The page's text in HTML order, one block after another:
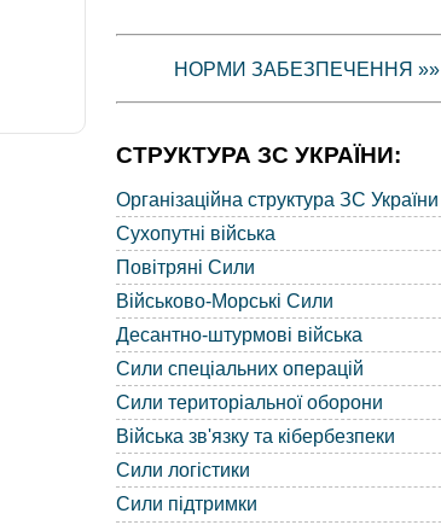
НОРМИ ЗАБЕЗПЕЧЕННЯ »»
СТРУКТУРА ЗС УКРАЇНИ:
Організаційна структура ЗС України
Сухопутні війська
Повітряні Сили
Військово-Морські Сили
Десантно-штурмові війська
Сили спеціальних операцій
Сили територіальної оборони
Війська зв'язку та кібербезпеки
Сили логістики
Сили підтримки